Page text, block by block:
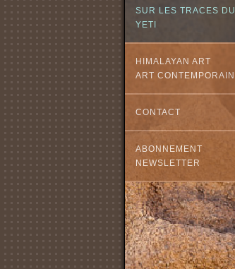
SUR LES TRACES DU
YETI
HIMALAYAN ART
ART CONTEMPORAIN
CONTACT
ABONNEMENT
NEWSLETTER